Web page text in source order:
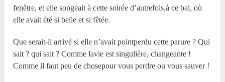
fenêtre, et elle songeait à cette soirée d’autrefois,à ce bal, où
elle avait été si belle et si fêtée.
Que serait-il arrivé si elle n’avait pointperdu cette parure ? Qui
sait ? qui sait ? Comme lavie est singulière, changeante !
Comme il faut peu de chosepour vous perdre ou vous sauver !